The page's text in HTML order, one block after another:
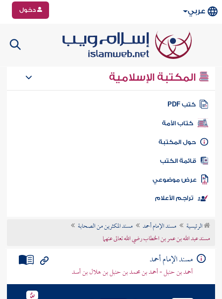
عربي دخول
المكتبة الإسلامية
كتب PDF
كتاب الأمة
المكتبة
الكتب
موضوعي
تراجم الأعلام
الرئيسية مسند الإمام أحمد
مسند المكثرين من الصحابة
مسند عبد الله بن عمر بن الخطاب رضي الله تعالى عنهما
مسند الإمام أحمد
أحمد بن حنبل - أحمد بن محمد بن حنبل بن هلال بن أسد